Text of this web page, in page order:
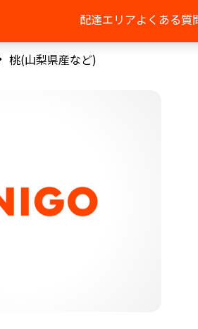
配達エリアよくある質
桃(山梨県産など)